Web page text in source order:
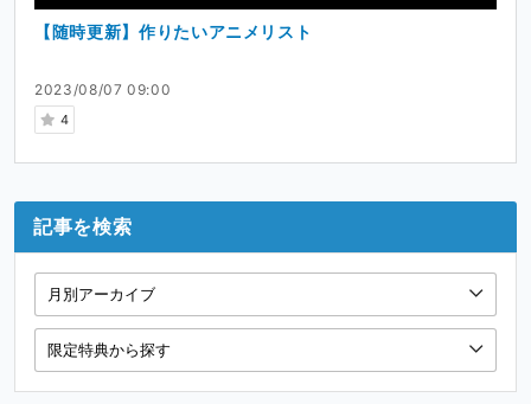
2023/08/07 09:00
4
【随時更新】作りたいアニメリスト
記事を検索